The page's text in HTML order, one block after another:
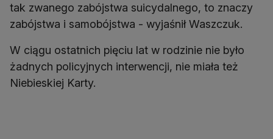
tak zwanego zabójstwa suicydalnego, to znaczy
zabójstwa i samobójstwa - wyjaśnił Waszczuk.
W ciągu ostatnich pięciu lat w rodzinie nie było
żadnych policyjnych interwencji, nie miała też
Niebieskiej Karty.